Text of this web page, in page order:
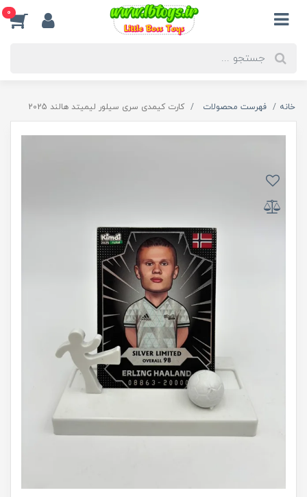
0
خانه فهرست محصولات کارت کیمدی سری سیلور لیمیتد هالند 2025